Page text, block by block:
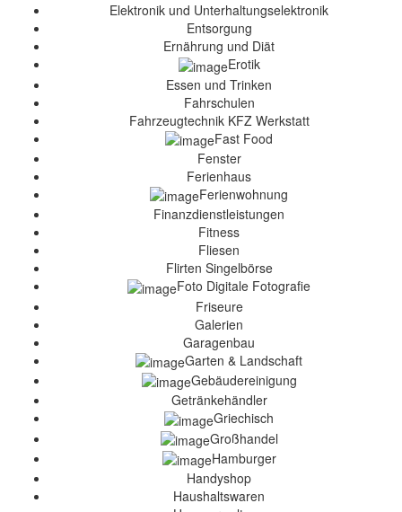
Elektronik und Unterhaltungselektronik
Entsorgung
Ernährung und Diät
Erotik
Essen und Trinken
Fahrschulen
Fahrzeugtechnik KFZ Werkstatt
Fast Food
Fenster
Ferienhaus
Ferienwohnung
Finanzdienstleistungen
Fitness
Fliesen
Flirten Singelbörse
Foto Digitale Fotografie
Friseure
Galerien
Garagenbau
Garten & Landschaft
Gebäudereinigung
Getränkehändler
Griechisch
Großhandel
Hamburger
Handyshop
Haushaltswaren